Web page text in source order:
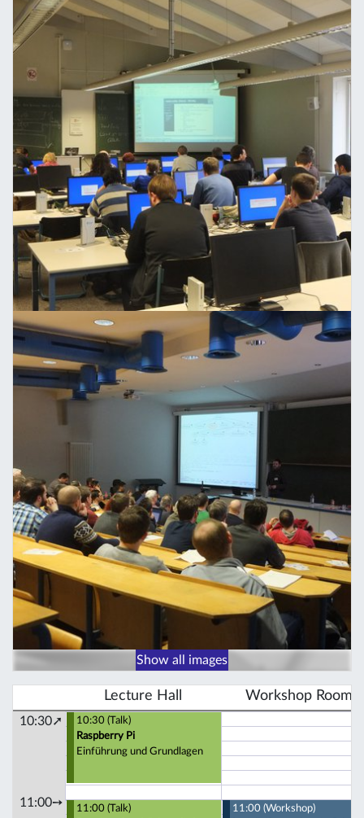
Show all images
10:30➚
11:00➙
Lecture Hall Workshop Room
10:30 (Talk)
Raspberry Pi
Einführung und Grundlagen
11:00 (Talk)
11:00 (Workshop)